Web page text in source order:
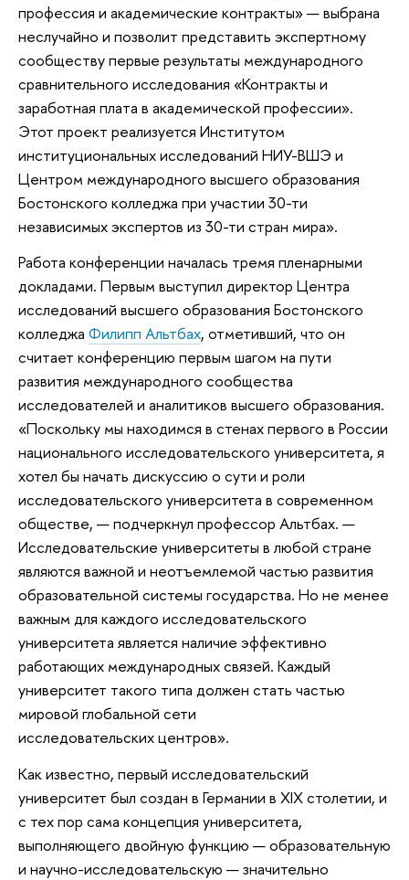
профессия и академические контракты» — выбрана
неслучайно и позволит представить экспертному
сообществу первые результаты международного
сравнительного исследования «Контракты и
заработная плата в академической профессии».
Этот проект реализуется Институтом
институциональных исследований НИУ-ВШЭ и
Центром международного высшего образования
Бостонского колледжа при участии 30-ти
независимых экспертов из 30-ти стран мира».
Работа конференции началась тремя пленарными
докладами. Первым выступил директор Центра
исследований высшего образования Бостонского
колледжа Филипп Альтбах, отметивший, что он
считает конференцию первым шагом на пути
развития международного сообщества
исследователей и аналитиков высшего образования.
«Поскольку мы находимся в стенах первого в России
национального исследовательского университета, я
хотел бы начать дискуссию о сути и роли
исследовательского университета в современном
обществе, — подчеркнул профессор Альтбах. —
Исследовательские университеты в любой стране
являются важной и неотъемлемой частью развития
образовательной системы государства. Но не менее
важным для каждого исследовательского
университета является наличие эффективно
работающих международных связей. Каждый
университет такого типа должен стать частью
мировой глобальной сети
исследовательских центров».
Как известно, первый исследовательский
университет был создан в Германии в XIX столетии, и
с тех пор сама концепция университета,
выполняющего двойную функцию — образовательную
и научно-исследовательскую — значительно